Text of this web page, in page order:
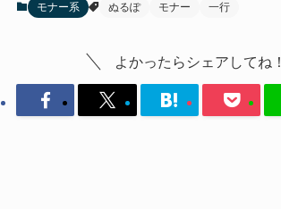
モナー系 ぬるぽ モナー 一行
よかったらシェアしてね！